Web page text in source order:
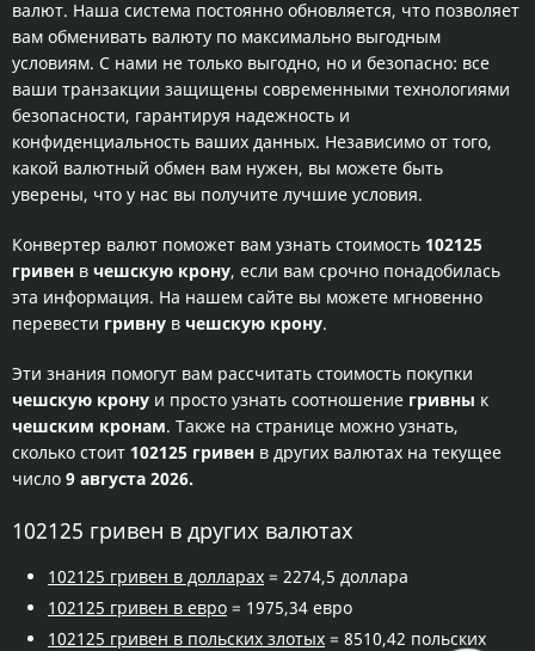
валют. Наша система постоянно обновляется, что позволяет
вам обменивать валюту по максимально выгодным
условиям. С нами не только выгодно, но и безопасно: все
ваши транзакции защищены современными технологиями
безопасности, гарантируя надежность и
конфиденциальность ваших данных. Независимо от того,
какой валютный обмен вам нужен, вы можете быть
уверены, что у нас вы получите лучшие условия.
Конвертер валют поможет вам узнать стоимость 102125
гривен в чешскую крону, если вам срочно понадобилась
эта информация. На нашем сайте вы можете мгновенно
перевести гривну в чешскую крону.
Эти знания помогут вам рассчитать стоимость покупки
чешскую крону и просто узнать соотношение гривны к
чешским кронам. Также на странице можно узнать,
сколько стоит 102125 гривен в других валютах на текущее
число 9 августа 2026.
102125 гривен в других валютах
102125 гривен в долларах = 2274,5 доллара
102125 гривен в евро = 1975,34 евро
102125 гривен в польских злотых = 8510,42 польских